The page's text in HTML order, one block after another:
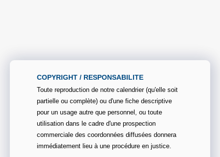
COPYRIGHT / RESPONSABILITE
Toute reproduction de notre calendrier (qu'elle soit
partielle ou complète) ou d'une fiche descriptive
pour un usage autre que personnel, ou toute
utilisation dans le cadre d'une prospection
commerciale des coordonnées diffusées donnera
immédiatement lieu à une procédure en justice.